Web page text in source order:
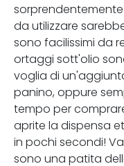
da utilizzare
sono facilissimi da
ortaggi sott'olio
voglia di
panino, oppure
tempo per
aprite la dispensa
in pochi secondi!
sono una patita